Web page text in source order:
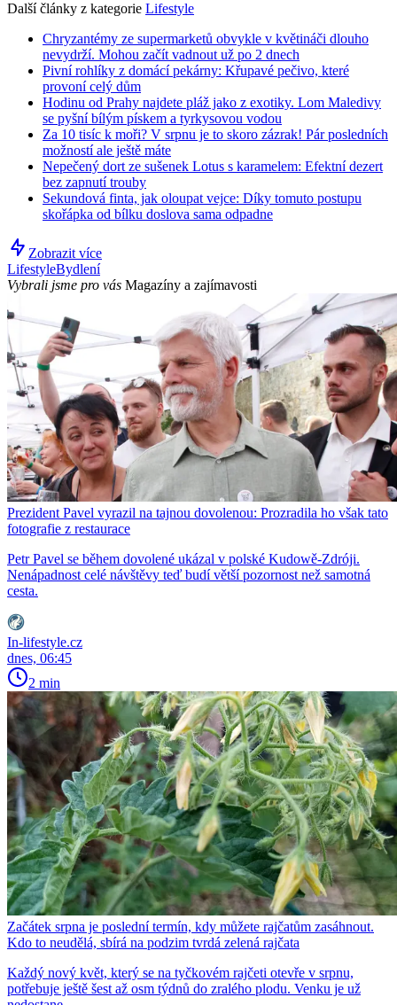
Další články z kategorie Lifestyle
Chryzantémy ze supermarketů obvykle v květináči dlouho
nevydrží. Mohou začít vadnout už po 2 dnech
Pivní rohlíky z domácí pekárny: Křupavé pečivo, které
provoní celý dům
Hodinu od Prahy najdete pláž jako z exotiky. Lom Maledivy
se pyšní bílým pískem a tyrkysovou vodou
Za 10 tisíc k moři? V srpnu je to skoro zázrak! Pár posledních
možností ale ještě máte
Nepečený dort ze sušenek Lotus s karamelem: Efektní dezert
bez zapnutí trouby
Sekundová finta, jak oloupat vejce: Díky tomuto postupu
skořápka od bílku doslova sama odpadne
Zobrazit více
LifestyleBydlení
Vybrali jsme pro vás Magazíny a zajímavosti
Prezident Pavel vyrazil na tajnou dovolenou: Prozradila ho však tato
fotografie z restaurace
Petr Pavel se během dovolené ukázal v polské Kudowě-Zdróji.
Nenápadnost celé návštěvy teď budí větší pozornost než samotná
cesta.
In-lifestyle.cz
dnes, 06:45
2 min
Začátek srpna je poslední termín, kdy můžete rajčatům zasáhnout.
Kdo to neudělá, sbírá na podzim tvrdá zelená rajčata
Každý nový květ, který se na tyčkovém rajčeti otevře v srpnu,
potřebuje ještě šest až osm týdnů do zralého plodu. Venku je už